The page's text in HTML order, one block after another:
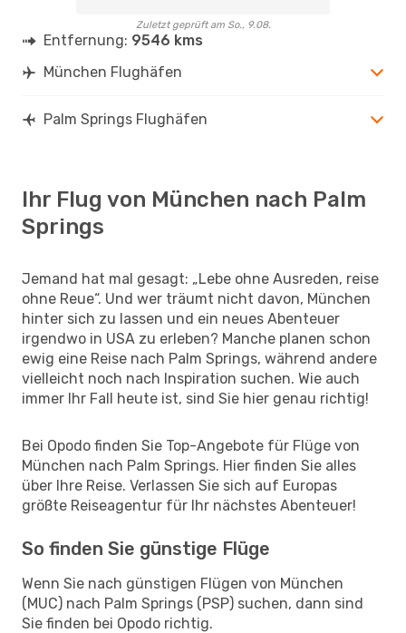
Zuletzt geprüft am So., 9.08.
Entfernung: 9546 kms
München Flughäfen
Palm Springs Flughäfen
Ihr Flug von München nach Palm
Springs
Jemand hat mal gesagt: „Lebe ohne Ausreden, reise
ohne Reue“. Und wer träumt nicht davon, München
hinter sich zu lassen und ein neues Abenteuer
irgendwo in USA zu erleben? Manche planen schon
ewig eine Reise nach Palm Springs, während andere
vielleicht noch nach Inspiration suchen. Wie auch
immer Ihr Fall heute ist, sind Sie hier genau richtig!
Bei Opodo finden Sie Top-Angebote für Flüge von
München nach Palm Springs. Hier finden Sie alles
über Ihre Reise. Verlassen Sie sich auf Europas
größte Reiseagentur für Ihr nächstes Abenteuer!
So finden Sie günstige Flüge
Wenn Sie nach günstigen Flügen von München
(MUC) nach Palm Springs (PSP) suchen, dann sind
Sie finden bei Opodo richtig.